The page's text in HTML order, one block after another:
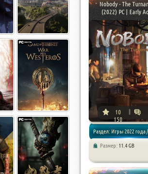
Nobody - The
(2022) PC | Early
10
150
Раздел: Игры 2022 года /
Размер: 11.4 GB